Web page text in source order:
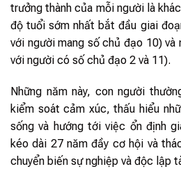
trưởng thành của mỗi người là
độ tuổi sớm nhất bắt đầu giai
với người mang số chủ đạo 10)
với người có số chủ đạo 2 và 11).
Những năm này, con người
kiểm soát cảm xúc, thấu hiểu
sống và hướng tới việc ổn định
kéo dài 27 năm đầy cơ hội và
chuyển biến sự nghiệp và độc lập